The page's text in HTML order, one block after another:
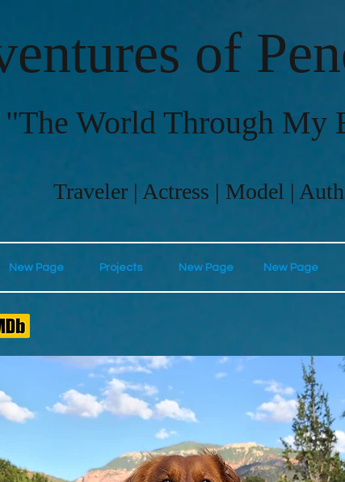
New Page Projects New Page New Page
of
"The World Through My
Traveler | Actress | Model |